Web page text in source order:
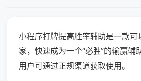
小程序打牌提高胜率辅助是一款可
家，快速成为一个“必胜”的输赢辅
用户可通过正规渠道获取使用。